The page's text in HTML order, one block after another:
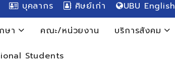
บุคลากร ศิษย์เก่า UBU English
ษา คณะ/หน่วยงาน บริการสังคม
Students